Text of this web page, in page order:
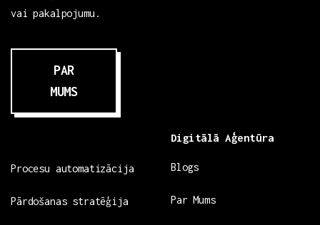
vai pakalpojumu.
PAR
MUMS
Procesu automatizācija
Pārdošanas stratēģija
Digitālā Aģentūra
Blogs
Par Mums